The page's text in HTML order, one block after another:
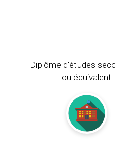
Diplôme d'études
ou équivalent